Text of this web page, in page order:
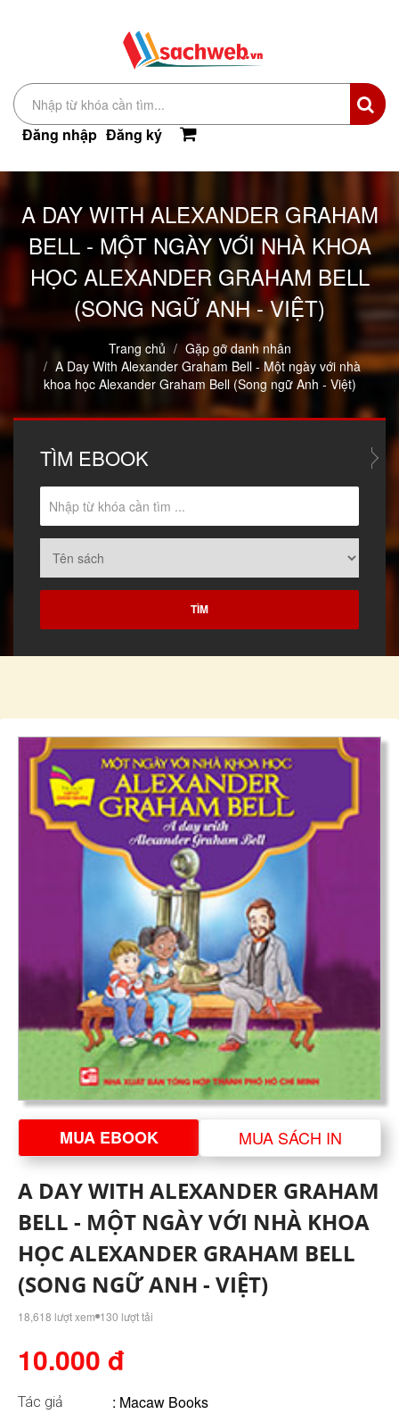
Đăng nhập Đăng ký
A DAY WITH ALEXANDER GRAHAM
BELL - MỘT NGÀY VỚI NHÀ KHOA
HỌC ALEXANDER GRAHAM BELL
(SONG NGỮ ANH - VIỆT)
Trang chủ
Gặp gỡ danh nhân
A Day With Alexander Graham Bell - Một ngày với nhà
khoa học Alexander Graham Bell (Song ngữ Anh - Việt)
TÌM EBOOK
MUA EBOOK MUA SÁCH IN
A DAY WITH ALEXANDER GRAHAM
BELL - MỘT NGÀY VỚI NHÀ KHOA
HỌC ALEXANDER GRAHAM BELL
(SONG NGỮ ANH - VIỆT)
18,618 lượt xem 130 lượt tải
10.000 đ
Tác giả : Macaw Books